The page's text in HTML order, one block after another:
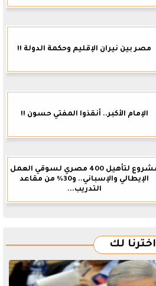
مصر بين نيران الإقليم وحكمة الدولة !!
الإمام الأكبر.. أنقذوا المفتي حسون !!
مشروع لتأهيل 400 مصري لسوقي العمل
الإيطالي والإسباني.. و30% من مقاعد
التدريب...
اخترنا لك